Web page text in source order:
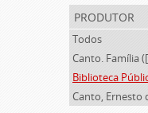
produtor
Todos
Canto. Família
Canto, Ernesto